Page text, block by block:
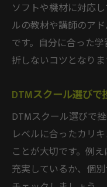
ソフトや機材に対応
ルの教材や講師のア
です。自分に合った
折しないコツとなりま
DTMスクール選び
DTMスクール選びで
レベルに合ったカリ
ことが大切です。例
充実しているか、個